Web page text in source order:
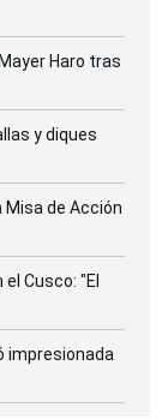
Haro tras
y diques
Misa de Acción
Cusco: "El
impresionada